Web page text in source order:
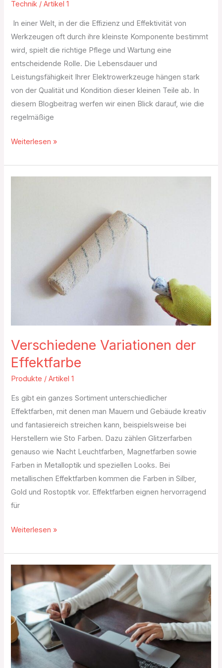
Technik /Artikel 1
In einer Welt, in der die Effizienz und Effektivität von
Werkzeugen oft durch ihre kleinste Komponente bestimmt
wird, spielt die richtige Pflege und Wartung eine
entscheidende Rolle. Die Lebensdauer und
Leistungsfähigkeit Ihrer Elektrowerkzeuge hängen stark
von der Qualität und Kondition dieser kleinen Teile ab. In
diesem Blogbeitrag werfen wir einen Blick darauf, wie die
regelmäßige
Weiterlesen »
Verschiedene Variationen der
Effektfarbe
Produkte /Artikel 1
Es gibt ein ganzes Sortiment unterschiedlicher
Effektfarben, mit denen man Mauern und Gebäude kreativ
und fantasiereich streichen kann, beispielsweise bei
Herstellern wie Sto Farben. Dazu zählen Glitzerfarben
genauso wie Nacht Leuchtfarben, Magnetfarben sowie
Farben in Metalloptik und speziellen Looks. Bei
metallischen Effektfarben kommen die Farben in Silber,
Gold und Rostoptik vor. Effektfarben eignen hervorragend
für
Weiterlesen »
Vorteile
Werbedruck